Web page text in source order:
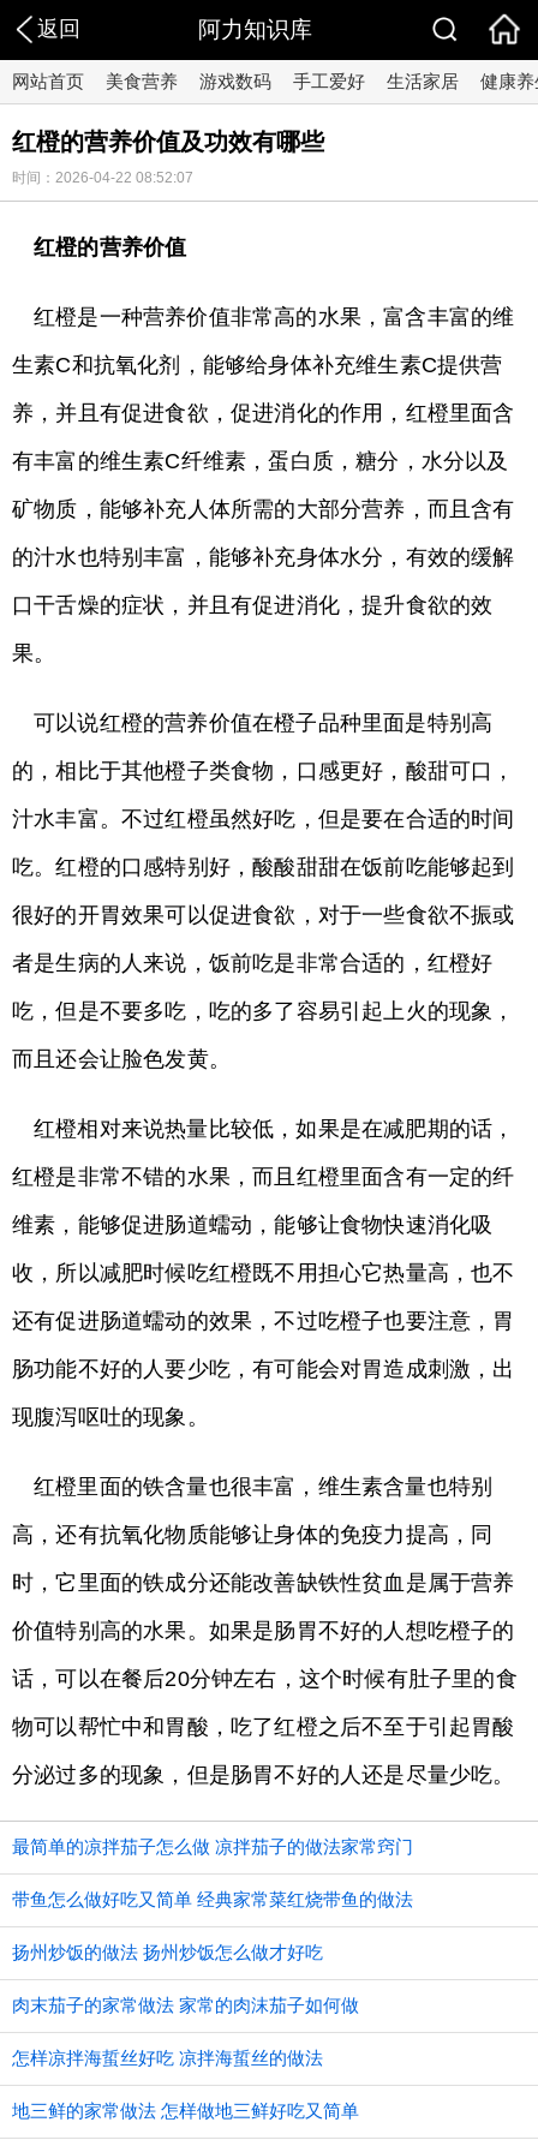
返回 阿力知识库
网站首页 美食营养 游戏数码 手工爱好 生活家居 健康养
红橙的营养价值及功效有哪些
时间：2026-04-22 08:52:07
红橙的营养价值
红橙是一种营养价值非常高的水果，富含丰富的维
生素C和抗氧化剂，能够给身体补充维生素C提供营
养，并且有促进食欲，促进消化的作用，红橙里面含
有丰富的维生素C纤维素，蛋白质，糖分，水分以及
矿物质，能够补充人体所需的大部分营养，而且含有
的汁水也特别丰富，能够补充身体水分，有效的缓解
口干舌燥的症状，并且有促进消化，提升食欲的效
果。
可以说红橙的营养价值在橙子品种里面是特别高
的，相比于其他橙子类食物，口感更好，酸甜可口，
汁水丰富。不过红橙虽然好吃，但是要在合适的时间
吃。红橙的口感特别好，酸酸甜甜在饭前吃能够起到
很好的开胃效果可以促进食欲，对于一些食欲不振或
者是生病的人来说，饭前吃是非常合适的，红橙好
吃，但是不要多吃，吃的多了容易引起上火的现象，
而且还会让脸色发黄。
红橙相对来说热量比较低，如果是在减肥期的话，
红橙是非常不错的水果，而且红橙里面含有一定的纤
维素，能够促进肠道蠕动，能够让食物快速消化吸
收，所以减肥时候吃红橙既不用担心它热量高，也不
还有促进肠道蠕动的效果，不过吃橙子也要注意，胃
肠功能不好的人要少吃，有可能会对胃造成刺激，出
现腹泻呕吐的现象。
红橙里面的铁含量也很丰富，维生素含量也特别
高，还有抗氧化物质能够让身体的免疫力提高，同
时，它里面的铁成分还能改善缺铁性贫血是属于营养
价值特别高的水果。如果是肠胃不好的人想吃橙子的
话，可以在餐后20分钟左右，这个时候有肚子里的食
物可以帮忙中和胃酸，吃了红橙之后不至于引起胃酸
分泌过多的现象，但是肠胃不好的人还是尽量少吃。
最简单的凉拌茄子怎么做 凉拌茄子的做法家常窍门
带鱼怎么做好吃又简单 经典家常菜红烧带鱼的做法
扬州炒饭的做法 扬州炒饭怎么做才好吃
肉末茄子的家常做法 家常的肉沫茄子如何做
怎样凉拌海蜇丝好吃 凉拌海蜇丝的做法
地三鲜的家常做法 怎样做地三鲜好吃又简单